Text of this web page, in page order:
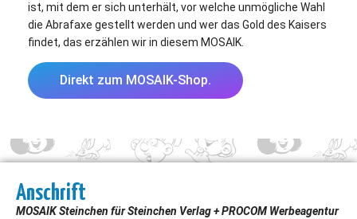
ist, mit dem er sich unterhält, vor welche unmögliche Wahl
die Abrafaxe gestellt werden und wer das Gold des Kaisers
findet, das erzählen wir in diesem MOSAIK.
Direkt zum MOSAIK-Shop.
Anschrift
MOSAIK Steinchen für Steinchen Verlag + PROCOM Werbeagentur